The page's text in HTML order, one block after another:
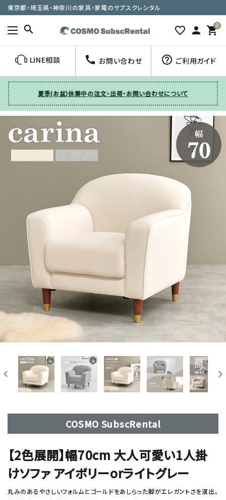
東京都・埼玉県・神奈川の家具・家電のサブスクレンタル
search favorite_border person 0
shopping_cart
LINE相談 call お問い合わせ help_outline ご利用ガイド
夏季(お盆)休業中の注文・出荷・お問い合わせについて
COSMO SubscRental
【2色展開】幅70cm 大人可愛い1人掛
けソファ アイボリーorライトグレー
丸みのあるやさしいフォルムとゴールドをあしらった脚がエレガントさを演出。